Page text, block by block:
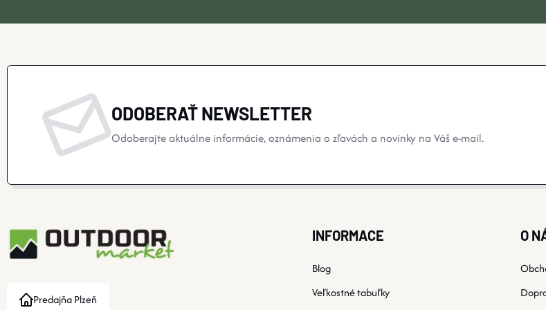
ODOBERAŤ NEWSLETTER
Odoberajte aktuálne informácie, oznámenia o zľavách a novinky na Váš e-mail.
Predajňa Plzeň
INFORMACE
Blog
Veľkostné tabuľky
O